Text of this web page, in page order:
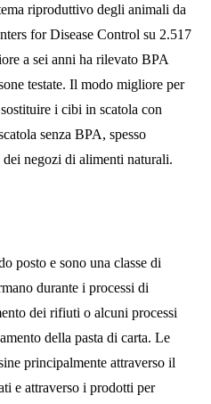
riproduttivo degli animali da
for Disease Control su 2.517
a sei anni ha rilevato BPA
testate. Il modo migliore per
i cibi in scatola con
senza BPA, spesso
negozi di alimenti naturali.
posto e sono una classe di
durante i processi di
dei rifiuti o alcuni processi
della pasta di carta. Le
principalmente attraverso il
e attraverso i prodotti per